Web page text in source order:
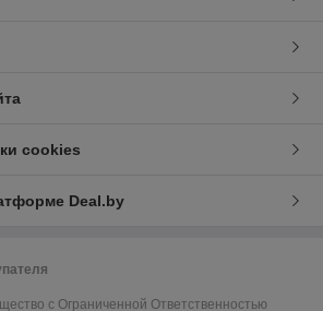
cookies
Deal.by
с Ограниченной Ответственностью